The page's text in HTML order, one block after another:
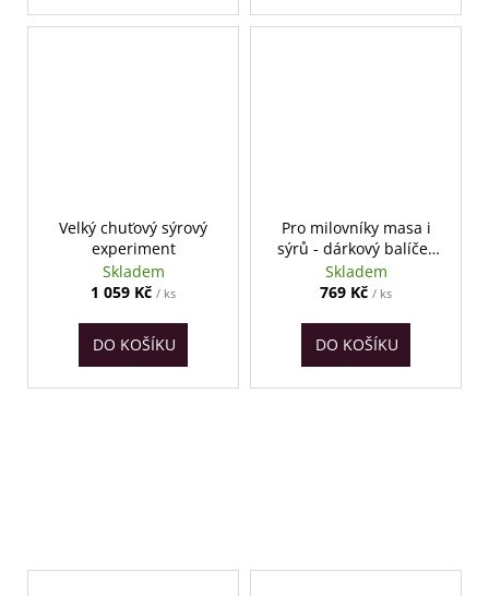
Velký chuťový sýrový
experiment
Skladem
1 059 Kč / ks
DO KOŠÍKU
Pro milovníky masa i
sýrů - dárkový balíček
pro muže
Skladem
769 Kč / ks
DO KOŠÍKU